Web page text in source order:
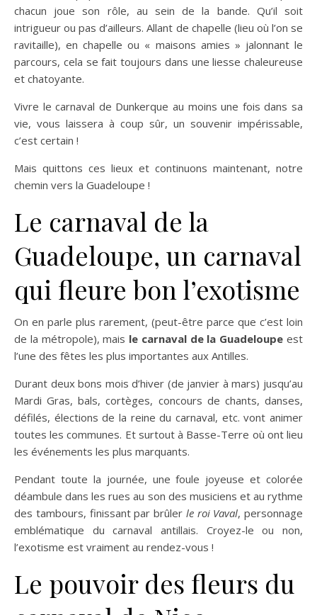
chacun joue son rôle, au sein de la bande. Qu’il soit
intrigueur ou pas d’ailleurs. Allant de chapelle (lieu où l’on se
ravitaille), en chapelle ou « maisons amies » jalonnant le
parcours, cela se fait toujours dans une liesse chaleureuse
et chatoyante.
Vivre le carnaval de Dunkerque au moins une fois dans sa
vie, vous laissera à coup sûr, un souvenir impérissable,
c’est certain !
Mais quittons ces lieux et continuons maintenant, notre
chemin vers la Guadeloupe !
Le carnaval de la
Guadeloupe, un carnaval
qui fleure bon l’exotisme
On en parle plus rarement, (peut-être parce que c’est loin
de la métropole), mais le carnaval de la Guadeloupe est
l’une des fêtes les plus importantes aux Antilles.
Durant deux bons mois d’hiver (de janvier à mars) jusqu’au
Mardi Gras, bals, cortèges, concours de chants, danses,
défilés, élections de la reine du carnaval, etc. vont animer
toutes les communes. Et surtout à Basse-Terre où ont lieu
les événements les plus marquants.
Pendant toute la journée, une foule joyeuse et colorée
déambule dans les rues au son des musiciens et au rythme
des tambours, finissant par brûler le roi Vaval, personnage
emblématique du carnaval antillais. Croyez-le ou non,
l’exotisme est vraiment au rendez-vous !
Le pouvoir des fleurs du